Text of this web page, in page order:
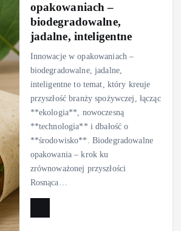
opakowaniach –
biodegradowalne,
jadalne, inteligentne
Innowacje w opakowaniach –
biodegradowalne, jadalne,
inteligentne to temat, który kreuje
przyszłość branży spożywczej, łącząc
**ekologia**, nowoczesną
**technologia** i dbałość o
**środowisko**. Biodegradowalne
opakowania – krok ku
zrównoważonej przyszłości
Rosnąca…